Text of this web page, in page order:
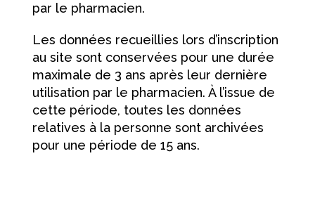
par le pharmacien.
Les données recueillies lors d’inscription
au site sont conservées pour une durée
maximale de 3 ans après leur dernière
utilisation par le pharmacien. À l’issue de
cette période, toutes les données
relatives à la personne sont archivées
pour une période de 15 ans.